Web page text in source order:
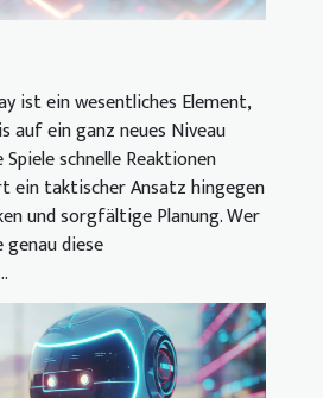
ist ein wesentliches Element,
auf ein ganz neues Niveau
schnelle Reaktionen
ein taktischer Ansatz hingegen
und sorgfältige Planung. Wer
diese